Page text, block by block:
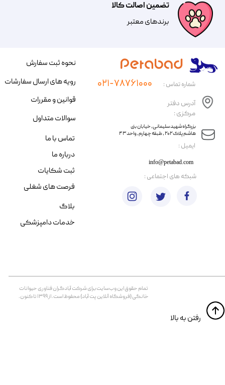
تضمین اصالت کالا
​​برندهای معتبر​​​​​​​
​ایمیل :
آدرس دفتر
مرکزی :
info@petabad.com
​​بزرگراه شهید سلیمانی، خیابان بنی
هاشم پلاک ۲۰۲ ، طبقه چهارم، واحد ۴۳
شماره تماس : ۰۲۱-۷۸۷۶۱۰۰۰
تمام حقوق اين وب‌سايت برای شرکت آبادگران فناوری حیوانات
خانگی (فروشگاه آنلاین پت آباد) محفوظ است. از ۱۳۹۹ تا کنون.
​​رفتن به بالا
نحوه ثبت سفارش
رویه های ارسال سفارشات
قوانین و مقررات
سوالات متداول
تماس با ما
درباره ما
ثبت شکایات
فرصت های شغلی
​شبکه های اجتماعی :
بلاگ
خدمات دامپزشکی